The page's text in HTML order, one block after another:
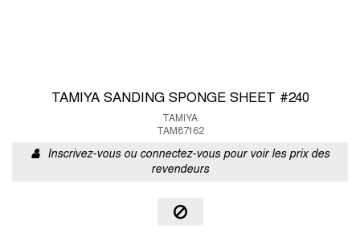
TAMIYA SANDING SPONGE SHEET #240
TAMIYA
TAM87162
Inscrivez-vous ou connectez-vous pour voir les prix des
revendeurs